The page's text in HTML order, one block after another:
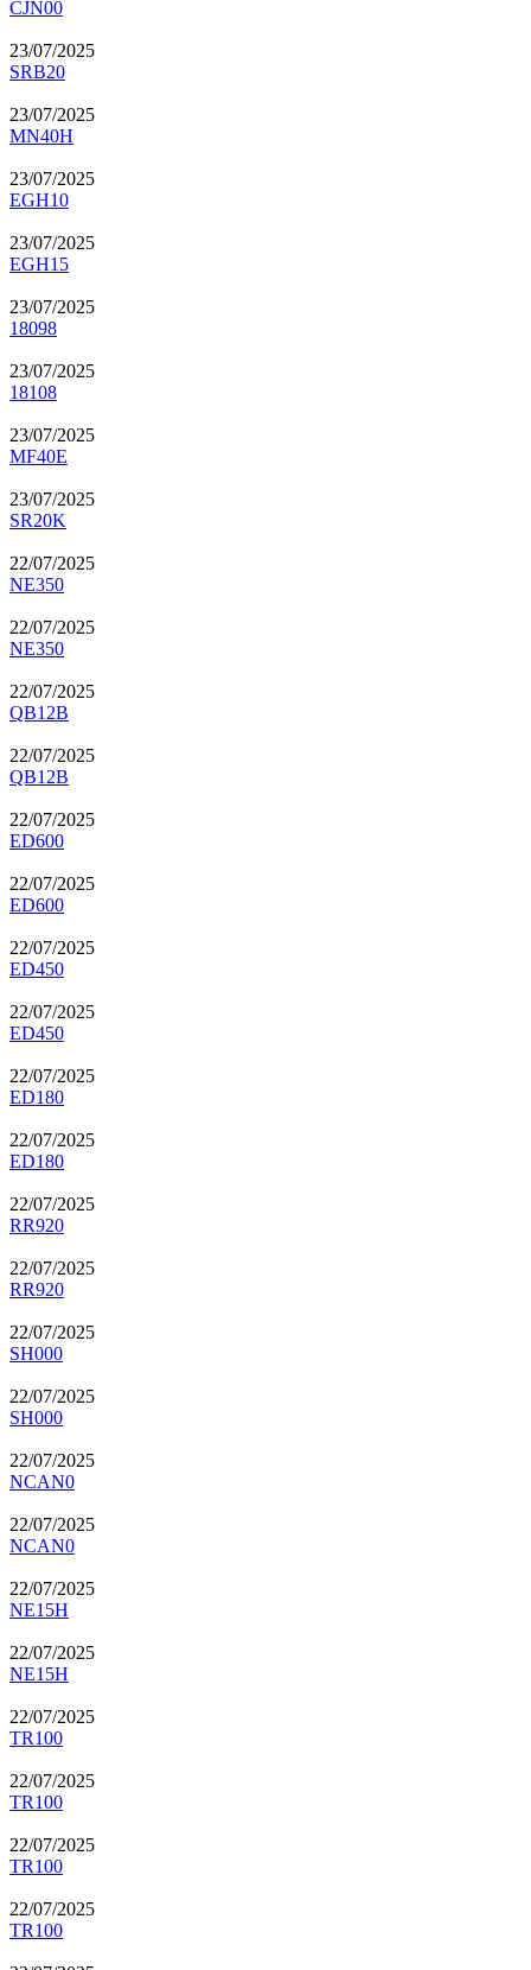
CJN00
23/07/2025
SRB20
23/07/2025
MN40H
23/07/2025
EGH10
23/07/2025
EGH15
23/07/2025
18098
23/07/2025
18108
23/07/2025
MF40E
23/07/2025
SR20K
22/07/2025
NE350
22/07/2025
NE350
22/07/2025
QB12B
22/07/2025
QB12B
22/07/2025
ED600
22/07/2025
ED600
22/07/2025
ED450
22/07/2025
ED450
22/07/2025
ED180
22/07/2025
ED180
22/07/2025
RR920
22/07/2025
RR920
22/07/2025
SH000
22/07/2025
SH000
22/07/2025
NCAN0
22/07/2025
NCAN0
22/07/2025
NE15H
22/07/2025
NE15H
22/07/2025
TR100
22/07/2025
TR100
22/07/2025
TR100
22/07/2025
TR100